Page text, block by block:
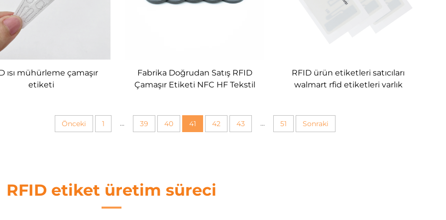
ısı mühürleme çamaşır
etiketi
Fabrika Doğrudan Satış RFID
Çamaşır Etiketi NFC HF Tekstil
Etiketi Etiketi
RFID ürün etiketleri satıcıları
walmart rfid etiketleri varlık
Önceki 1 ... 39 40 41 42 43 ... 51 Sonraki
RFID etiket üretim süreci